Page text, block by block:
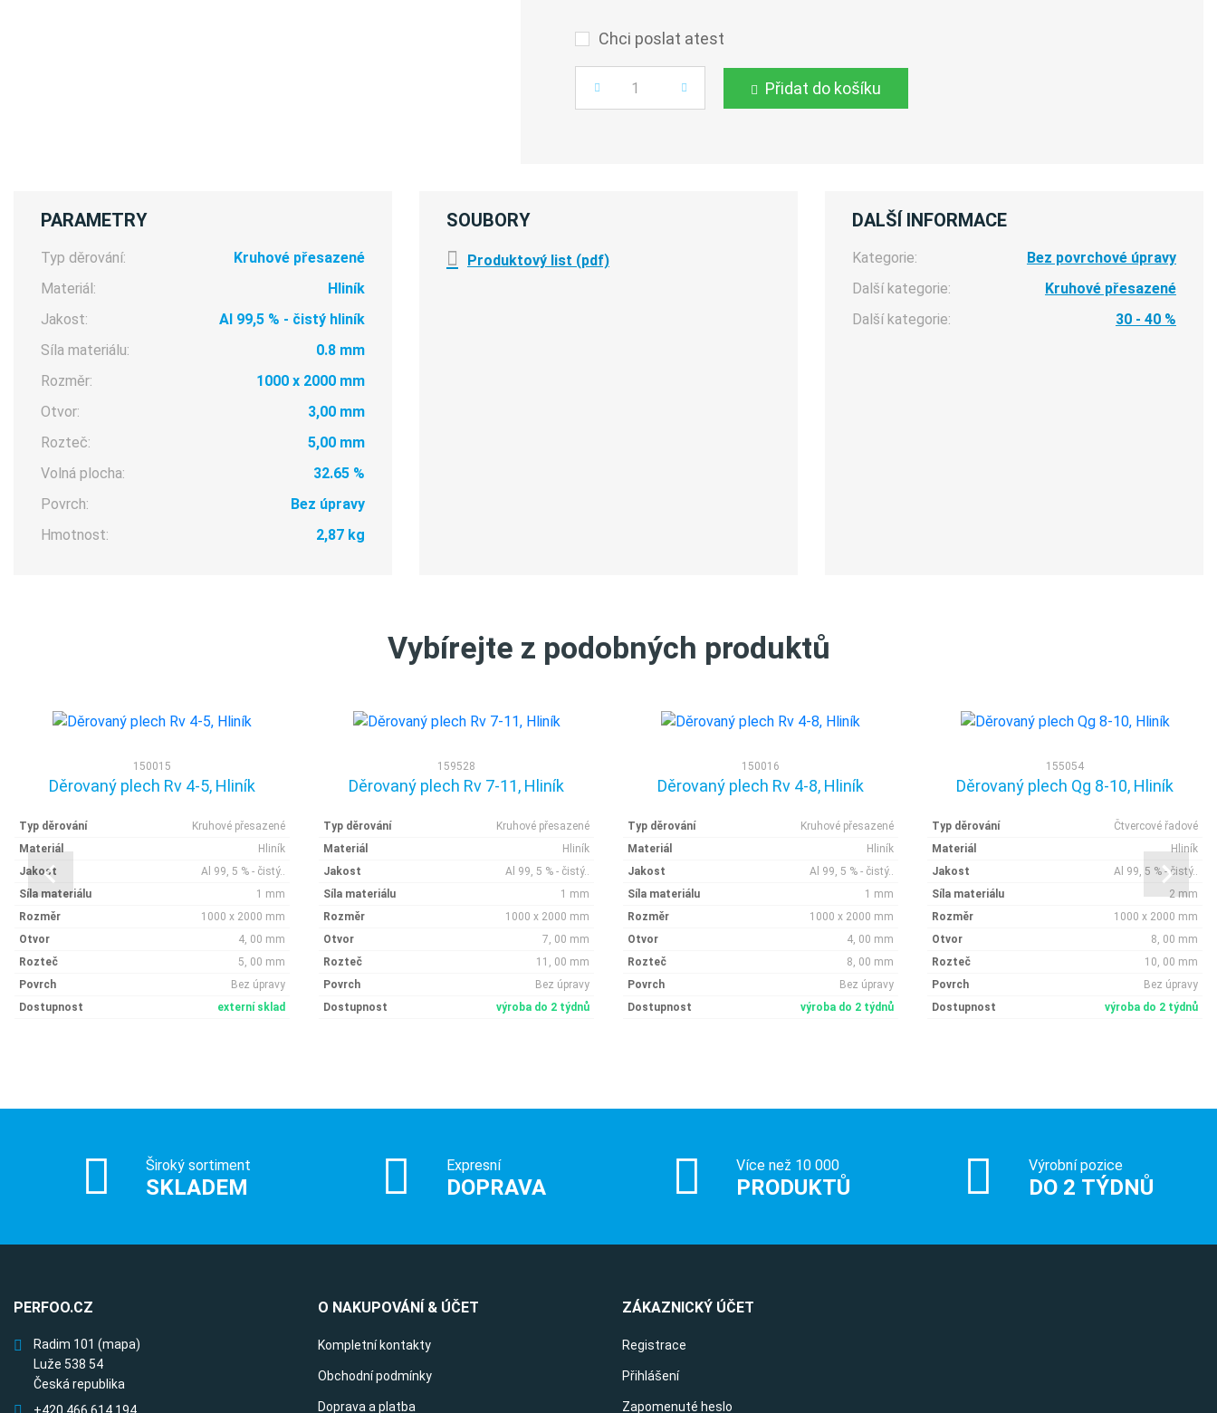
Chci poslat atest
Počet Přidat do košíku
PARAMETRY
Typ děrování:
Kruhové přesazené
Materiál:
Hliník
Jakost:
Al 99,5 % - čistý hliník
Síla materiálu:
0.8 mm
Rozměr:
1000 x 2000 mm
Otvor:
3,00 mm
Rozteč:
5,00 mm
Volná plocha:
32.65 %
Povrch:
Bez úpravy
Hmotnost:
2,87 kg
SOUBORY
Produktový list (pdf)
DALŠÍ INFORMACE
Kategorie:
Bez povrchové úpravy
Další kategorie:
Kruhové přesazené
Další kategorie:
30 - 40 %
Vybírejte z podobných produktů
150015
Děrovaný plech Rv 4-5, Hliník
Typ děrování
Kruhové přesazené
Materiál
Hliník
Jakost
Al 99, 5 % - čistý..
Síla materiálu
1 mm
Rozměr
1000 x 2000 mm
Otvor
4, 00 mm
Rozteč
5, 00 mm
Povrch
Bez úpravy
Dostupnost
externí sklad
159528
Děrovaný plech Rv 7-11, Hliník
Typ děrování
Kruhové přesazené
Materiál
Hliník
Jakost
Al 99, 5 % - čistý..
Síla materiálu
1 mm
Rozměr
1000 x 2000 mm
Otvor
7, 00 mm
Rozteč
11, 00 mm
Povrch
Bez úpravy
Dostupnost
výroba do 2 týdnů
150016
Děrovaný plech Rv 4-8, Hliník
Typ děrování
Kruhové přesazené
Materiál
Hliník
Jakost
Al 99, 5 % - čistý..
Síla materiálu
1 mm
Rozměr
1000 x 2000 mm
Otvor
4, 00 mm
Rozteč
8, 00 mm
Povrch
Bez úpravy
Dostupnost
výroba do 2 týdnů
155054
Děrovaný plech Qg 8-10, Hliník
Typ děrování
Čtvercové řadové
Materiál
Hliník
Jakost
Al 99, 5 % - čistý..
Síla materiálu
2 mm
Rozměr
1000 x 2000 mm
Otvor
8, 00 mm
Rozteč
10, 00 mm
Povrch
Bez úpravy
Dostupnost
výroba do 2 týdnů
Široký sortiment
SKLADEM
Expresní
DOPRAVA
Více než 10 000
PRODUKTŮ
Výrobní pozice
DO 2 TÝDNŮ
PERFOO.CZ
Radim 101 (mapa)
Luže 538 54
Česká republika
O NAKUPOVÁNÍ & ÚČET
Kompletní kontakty
Obchodní podmínky
Doprava a platba
ZÁKAZNICKÝ ÚČET
Registrace
Přihlášení
Zapomenuté heslo